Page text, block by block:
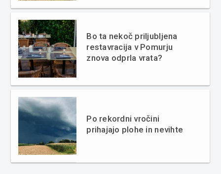
Bo ta nekoč priljubljena
restavracija v Pomurju
znova odprla vrata?
Po rekordni vročini
prihajajo plohe in nevihte